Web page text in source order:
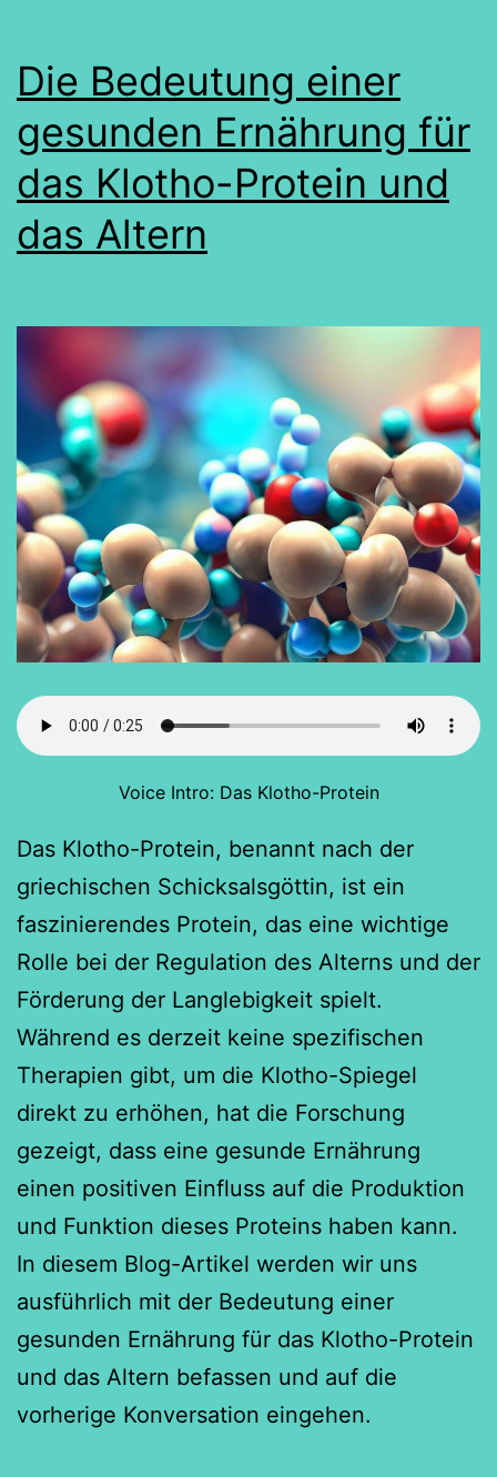
Die Bedeutung einer
gesunden Ernährung für
das Klotho-Protein und
das Altern
Voice Intro: Das Klotho-Protein
Das Klotho-Protein, benannt nach der
griechischen Schicksalsgöttin, ist ein
faszinierendes Protein, das eine wichtige
Rolle bei der Regulation des Alterns und der
Förderung der Langlebigkeit spielt.
Während es derzeit keine spezifischen
Therapien gibt, um die Klotho-Spiegel
direkt zu erhöhen, hat die Forschung
gezeigt, dass eine gesunde Ernährung
einen positiven Einfluss auf die Produktion
und Funktion dieses Proteins haben kann.
In diesem Blog-Artikel werden wir uns
ausführlich mit der Bedeutung einer
gesunden Ernährung für das Klotho-Protein
und das Altern befassen und auf die
vorherige Konversation eingehen.